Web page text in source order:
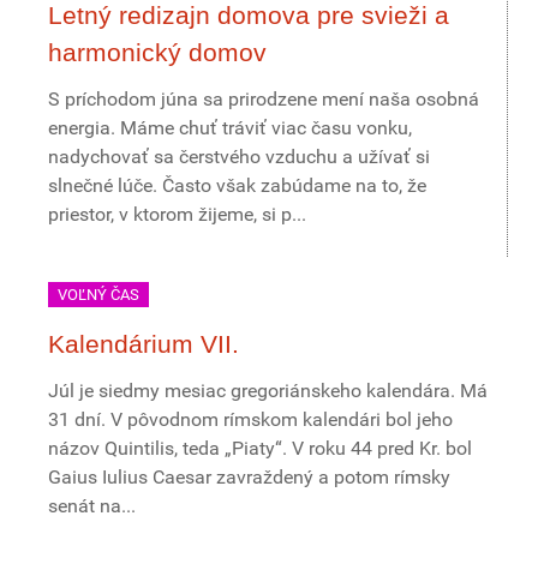
Letný redizajn domova pre svieži a
harmonický domov
S príchodom júna sa prirodzene mení naša osobná
energia. Máme chuť tráviť viac času vonku,
nadychovať sa čerstvého vzduchu a užívať si
slnečné lúče. Často však zabúdame na to, že
priestor, v ktorom žijeme, si p...
VOĽNÝ ČAS
Kalendárium VII.
Júl je siedmy mesiac gregoriánskeho kalendára. Má
31 dní. V pôvodnom rímskom kalendári bol jeho
názov Quintilis, teda „Piaty“. V roku 44 pred Kr. bol
Gaius Iulius Caesar zavraždený a potom rímsky
senát na...